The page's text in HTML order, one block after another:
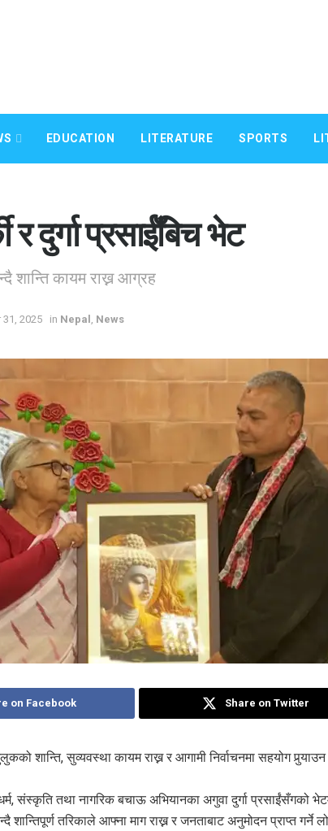
EDUCATION LITERATURE SPORTS
र दुर्गा प्रसाईँबिच भेट
कायम राख्न आग्रह
31, 2025 in Nepal News
on Facebook Share on Twitter
शान्ति, सुव्यवस्था कायम राख्न र आगामी निर्वाचनमा सहयोग
धर्म, संस्कृति तथा नागरिक बचाऊ अभियानका अगुवा दुर्गा प्रसाईंसँगको
तरिकाले आफ्ना माग राख्न र जनताबाट अनुमोदन प्राप्त गर्ने